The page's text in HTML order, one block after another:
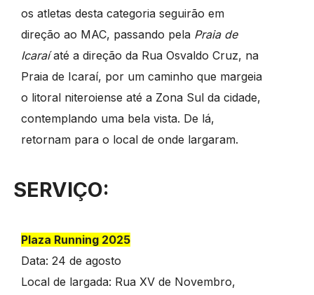
os atletas desta categoria seguirão em
direção ao MAC, passando pela Praia de
Icaraíaté a direção da Rua Osvaldo Cruz, na
Praia de Icaraí, por um caminho que margeia
o litoral niteroiense até a Zona Sul da cidade,
contemplando uma bela vista. De lá,
retornam para o local de onde largaram.
SERVIÇO:
Plaza Running 2025
Data: 24 de agosto
Local de largada: Rua XV de Novembro,